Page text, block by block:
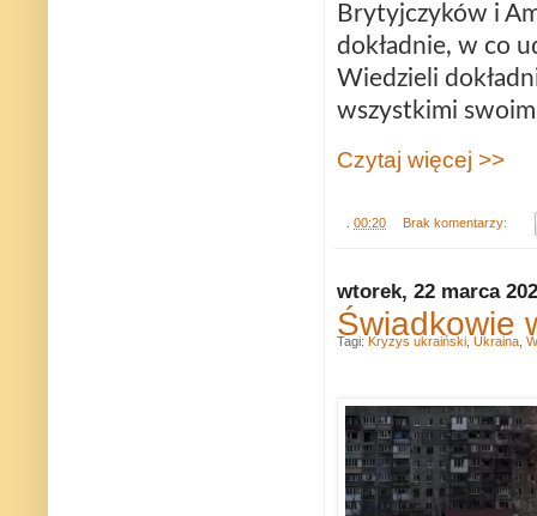
Brytyjczyków i
dokładnie, w co
Wiedzieli
wszystkimi
Czytaj więcej >>
00:20 Brak komentarzy:
wtorek, 22 marca
Świadkowie
Tagi: Kryzys ukraiński, Ukraina,